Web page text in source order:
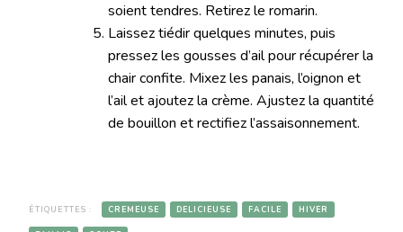
soient tendres. Retirez le romarin.
Laissez tiédir quelques minutes, puis
pressez les gousses d’ail pour récupérer la
chair confite. Mixez les panais, l’oignon et
l’ail et ajoutez la crème. Ajustez la quantité
de bouillon et rectifiez l’assaisonnement.
ÉTIQUETTES : CREMEUSE DELICIEUSE FACILE HIVER